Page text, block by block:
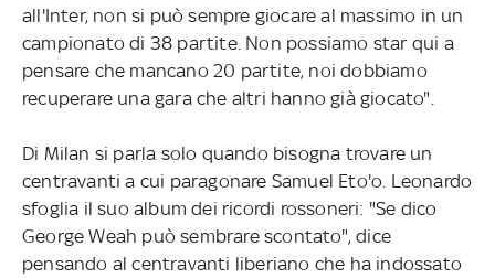
all'Inter, non si può sempre giocare al massimo in un
campionato di 38 partite. Non possiamo star qui a
pensare che mancano 20 partite, noi dobbiamo
recuperare una gara che altri hanno già giocato".
Di Milan si parla solo quando bisogna trovare un
centravanti a cui paragonare Samuel Eto'o. Leonardo
sfoglia il suo album dei ricordi rossoneri: "Se dico
George Weah può sembrare scontato", dice
pensando al centravanti liberiano che ha indossato